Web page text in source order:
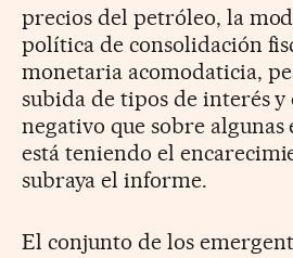
precios del petróleo, la
política de consolidación
monetaria acomodaticia,
subida de tipos de interés
negativo que sobre
está teniendo el
subraya el informe.
El conjunto de los